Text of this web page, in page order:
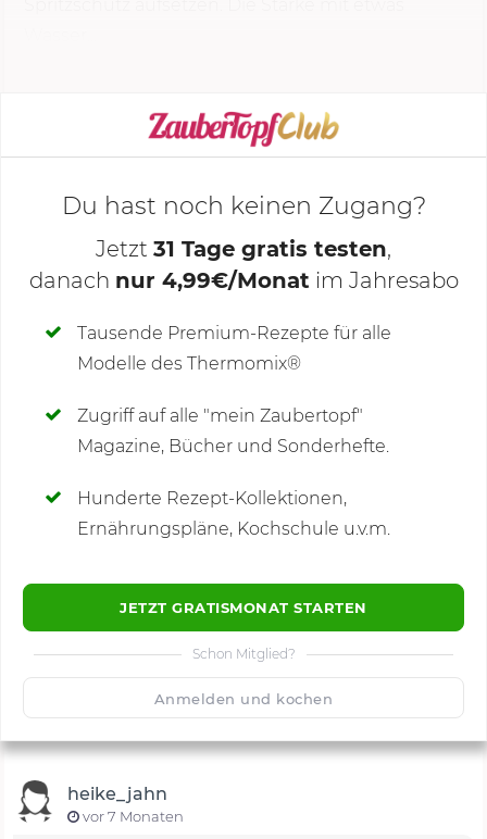
KOCHMODUS STARTEN
Deine Notizen
Du hast noch keinen Zugang?
Jetzt 31 Tage gratis testen,
danach nur 4,99€/Monat im Jahresabo
Tausende Premium-Rezepte für alle
Modelle des Thermomix®
Zugriff auf alle "mein Zaubertopf"
Magazine, Bücher und Sonderhefte.
Hunderte Rezept-Kollektionen,
Ernährungspläne, Kochschule u.v.m.
JETZT GRATISMONAT STARTEN
Schon Mitglied?
Anmelden und kochen
Kommentare(15)
🙂 Speichern
heike_jahn
vor 7 Monaten